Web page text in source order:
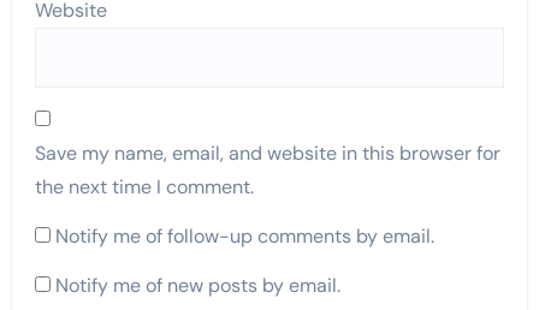
Website
Save my name, email, and website in this browser for
the next time I comment.
Notify me of follow-up comments by email.
Notify me of new posts by email.